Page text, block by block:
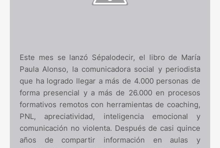
Este mes se lanzó Sépalodecir, el libro de María
Paula Alonso, la comunicadora social y periodista
que ha logrado llegar a más de 4.000 personas de
forma presencial y a más de 26.000 en procesos
formativos remotos con herramientas de coaching,
PNL, apreciatividad, inteligencia emocional y
comunicación no violenta. Después de casi quince
años de compartir información en aulas y